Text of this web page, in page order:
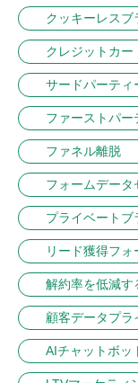
クッキーレスブ
クレジットカー
サードパーティ
ファーストパ
ファネル離脱
フォームデータ
プライベートブ
リード獲得フォ
解約率を低減す
顧客データプラ
AIチャットボッ